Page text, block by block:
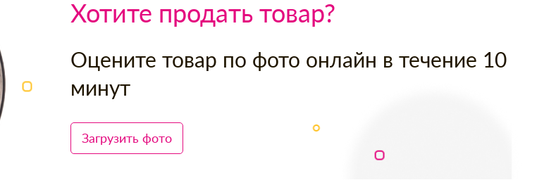
Хотите продать товар?
Оцените товар по фото онлайн в течение 10
минут
Загрузить фото